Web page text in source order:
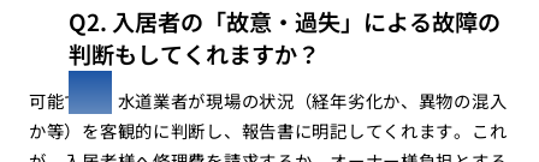
Q2. 入居者の「故意・過失」による故障の
判断もしてくれますか？
可能です。水道業者が現場の状況（経年劣化か、異物の混入
か等）を客観的に判断し、報告書に明記してくれます。これ